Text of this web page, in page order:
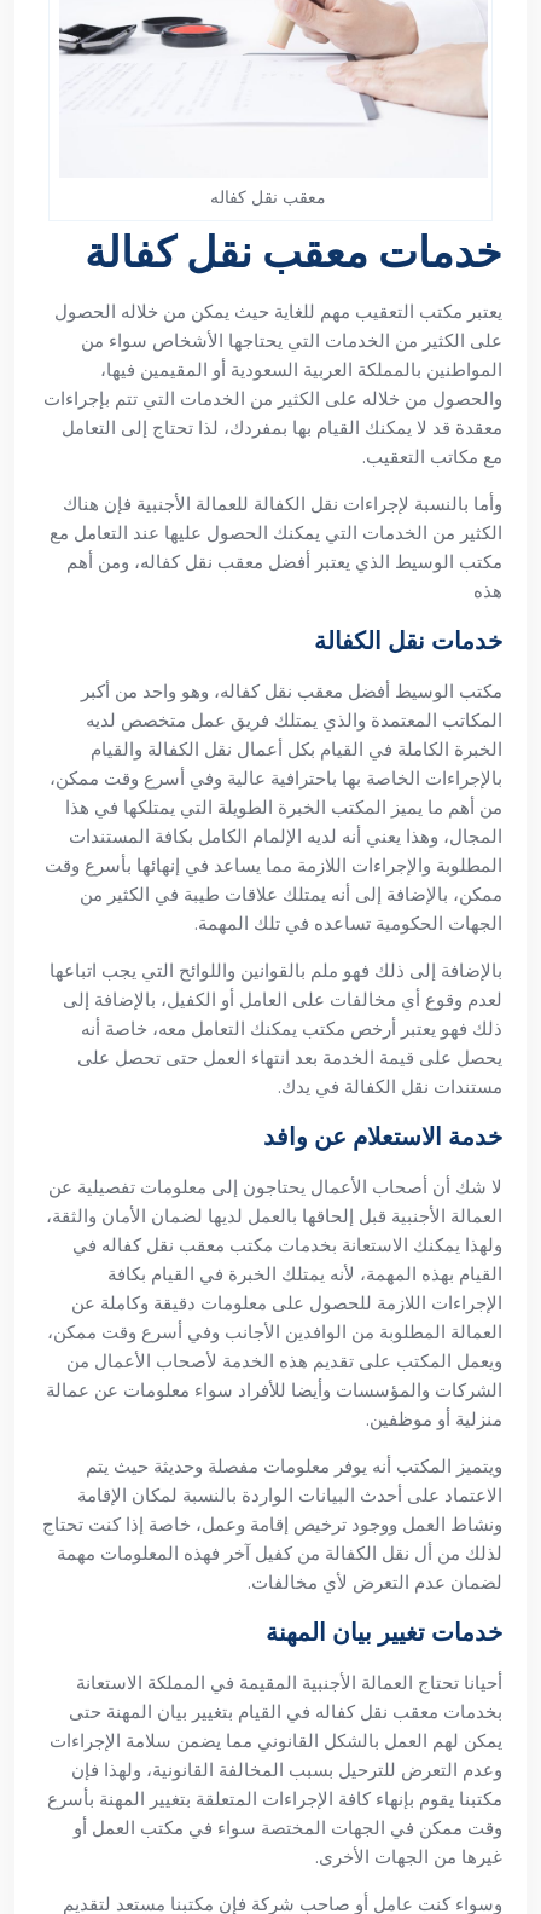
معقب نقل كفاله
خدمات معقب نقل كفالة
يعتبر مكتب التعقيب مهم للغاية حيث يمكن من خلاله الحصول
على الكثير من الخدمات التي يحتاجها الأشخاص سواء من
المواطنين بالمملكة العربية السعودية أو المقيمين فيها،
والحصول من خلاله على الكثير من الخدمات التي تتم بإجراءات
معقدة قد لا يمكنك القيام بها بمفردك، لذا تحتاج إلى التعامل
مع مكاتب التعقيب.
وأما بالنسبة لإجراءات نقل الكفالة للعمالة الأجنبية فإن هناك
الكثير من الخدمات التي يمكنك الحصول عليها عند التعامل مع
مكتب الوسيط الذي يعتبر أفضل معقب نقل كفاله، ومن أهم
هذه
خدمات نقل الكفالة
مكتب الوسيط أفضل معقب نقل كفاله، وهو واحد من أكبر
المكاتب المعتمدة والذي يمتلك فريق عمل متخصص لديه
الخبرة الكاملة في القيام بكل أعمال نقل الكفالة والقيام
بالإجراءات الخاصة بها باحترافية عالية وفي أسرع وقت ممكن،
من أهم ما يميز المكتب الخبرة الطويلة التي يمتلكها في هذا
المجال، وهذا يعني أنه لديه الإلمام الكامل بكافة المستندات
المطلوبة والإجراءات اللازمة مما يساعد في إنهائها بأسرع وقت
ممكن، بالإضافة إلى أنه يمتلك علاقات طيبة في الكثير من
الجهات الحكومية تساعده في تلك المهمة.
بالإضافة إلى ذلك فهو ملم بالقوانين واللوائح التي يجب اتباعها
لعدم وقوع أي مخالفات على العامل أو الكفيل، بالإضافة إلى
ذلك فهو يعتبر أرخص مكتب يمكنك التعامل معه، خاصة أنه
يحصل على قيمة الخدمة بعد انتهاء العمل حتى تحصل على
مستندات نقل الكفالة في يدك.
خدمة الاستعلام عن وافد
لا شك أن أصحاب الأعمال يحتاجون إلى معلومات تفصيلية عن
العمالة الأجنبية قبل إلحاقها بالعمل لديها لضمان الأمان والثقة،
ولهذا يمكنك الاستعانة بخدمات مكتب معقب نقل كفاله في
القيام بهذه المهمة، لأنه يمتلك الخبرة في القيام بكافة
الإجراءات اللازمة للحصول على معلومات دقيقة وكاملة عن
العمالة المطلوبة من الوافدين الأجانب وفي أسرع وقت ممكن،
ويعمل المكتب على تقديم هذه الخدمة لأصحاب الأعمال من
الشركات والمؤسسات وأيضا للأفراد سواء معلومات عن عمالة
منزلية أو موظفين.
ويتميز المكتب أنه يوفر معلومات مفصلة وحديثة حيث يتم
الاعتماد على أحدث البيانات الواردة بالنسبة لمكان الإقامة
ونشاط العمل ووجود ترخيص إقامة وعمل، خاصة إذا كنت تحتاج
لذلك من أل نقل الكفالة من كفيل آخر فهذه المعلومات مهمة
لضمان عدم التعرض لأي مخالفات.
خدمات تغيير بيان المهنة
أحيانا تحتاج العمالة الأجنبية المقيمة في المملكة الاستعانة
بخدمات معقب نقل كفاله في القيام بتغيير بيان المهنة حتى
يمكن لهم العمل بالشكل القانوني مما يضمن سلامة الإجراءات
وعدم التعرض للترحيل بسبب المخالفة القانونية، ولهذا فإن
مكتبنا يقوم بإنهاء كافة الإجراءات المتعلقة بتغيير المهنة بأسرع
وقت ممكن في الجهات المختصة سواء في مكتب العمل أو
غيرها من الجهات الأخرى.
وسواء كنت عامل أو صاحب شركة فإن مكتبنا مستعد لتقديم